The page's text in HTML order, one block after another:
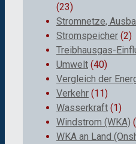
(23)
Stromnetze,
Stromspeicher (2)
Treibhausgas-
Umwelt (40)
Vergleich der
Verkehr (11)
Wasserkraft (1)
Windstrom (WKA)
WKA an Land